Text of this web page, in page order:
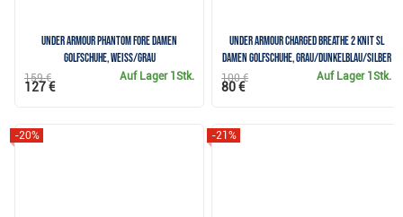
Under Armour Phantom Fore Damen
Golfschuhe, weiss/grau
Auf Lager 1Stk.
159 €
127 €
Under Armour Charged Breathe 2 Knit SL
Damen Golfschuhe, grau/dunkelblau/silber
Auf Lager 1Stk.
100 €
80 €
-20% -21%